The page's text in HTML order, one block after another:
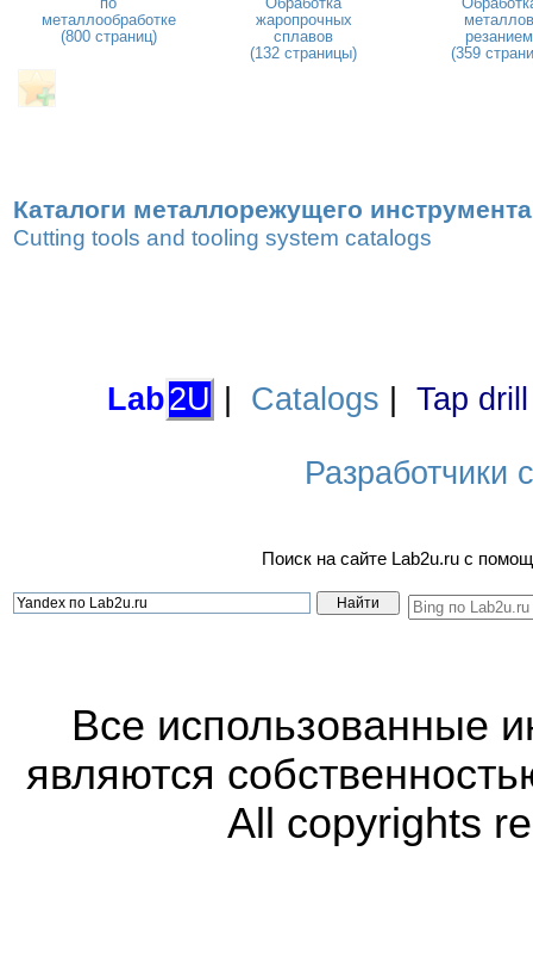
металлообработке
(800 страниц)
жаропрочных
сплавов
(132 страницы)
металлов
резанием
(359
Каталоги металлорежущего
Cutting tools and tooling system catalogs
Lab2U Catalogs Tap
Разработчики
Поиск на сайте Lab2u.ru с
Все использованные
являются
All copyrights